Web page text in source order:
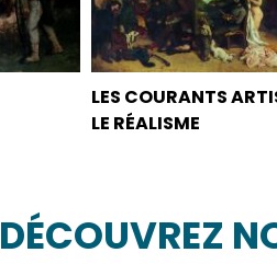
LES COURANTS
LE RÉALISME
DÉCOUVREZ